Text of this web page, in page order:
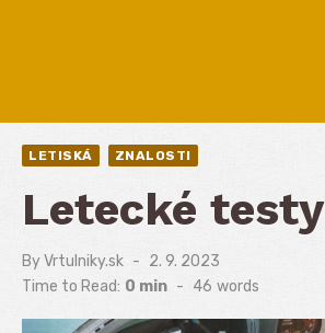
LETISKÁ ZNALOSTI
Letecké testy
ByVrtulniky.sk
Posted
on
2. 9. 2023
Time to Read: 0 min - 46 words